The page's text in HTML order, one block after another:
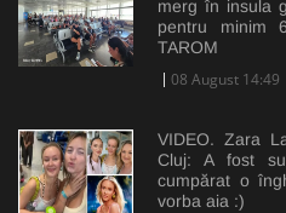
merg în insula
pentru minim
TAROM
08 August 14:49
VIDEO. Zara
Cluj: A fost
cumpărat o
vorba aia :)